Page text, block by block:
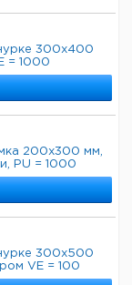
300x400
= 1000
200x300 мм,
PU = 1000
300x500
VE = 100